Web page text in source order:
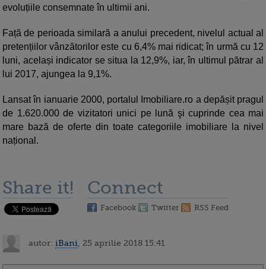
evoluțiile consemnate în ultimii ani.
Față de perioada similară a anului precedent, nivelul actual al
pretențiilor vânzătorilor este cu 6,4% mai ridicat; în urmă cu 12
luni, același indicator se situa la 12,9%, iar, în ultimul pătrar al
lui 2017, ajungea la 9,1%.
Lansat în ianuarie 2000, portalul Imobiliare.ro a depășit pragul
de 1.620.000 de vizitatori unici pe lună şi cuprinde cea mai
mare bază de oferte din toate categoriile imobiliare la nivel
național.
Share it! Connect
Facebook Twitter RSS Feed
autor: iBani , 25 aprilie 2018 15:41